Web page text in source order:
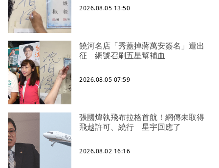
2026.08.05 13:50
饒河名店「秀蓋掉蔣萬安簽名」遭出
征 網號召刷五星幫補血
2026.08.05 07:59
張國煒執飛布拉格首航！網傳未取得
飛越許可、繞行 星宇回應了
2026.08.02 16:16